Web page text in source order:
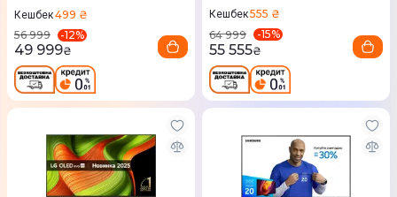
Кешбек499 ₴
56 999
-12%
49 999₴
Кешбек555 ₴
64 999
-15%
55 555₴